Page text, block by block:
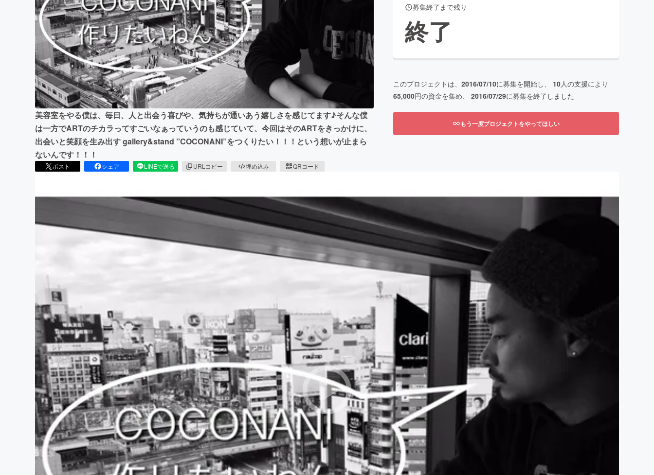
CAMPFIRE for Social Good
CAMPFIREふるさと納税machi-ya
美容室をやる僕は、毎日、人と出会う喜びや、気持ちが通いあう嬉しさを感じてます♪そんな僕
は一方でARTのチカラってすごいなぁっていうのも感じていて、今回はそのARTをきっかけに、
出会いと笑顔を生み出す gallery&stand ”COCONANI”をつくりたい！！！という想いが止まら
ないんです！！！
ポスト シェア LINEで送る URLコピー 埋め込み QRコード
募集終了まで残り
終了
このプロジェクトは、 2016/07/10に募集を開始し、 10人の支援により
65,000円の資金を集め、 2016/07/29に募集を終了しました
もう一度プロジェクトをやってほしい